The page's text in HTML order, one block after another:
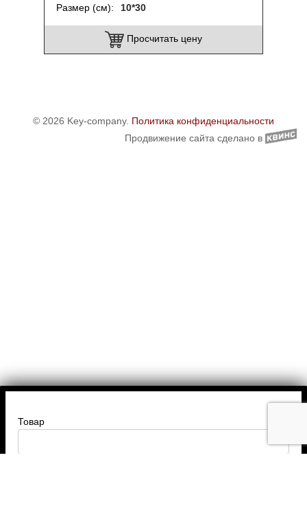
Размер (см)
10*30
Просчитать цену
© 2026 Key-company. Политика конфиденциальности
Продвижение сайта сделано в
Товар